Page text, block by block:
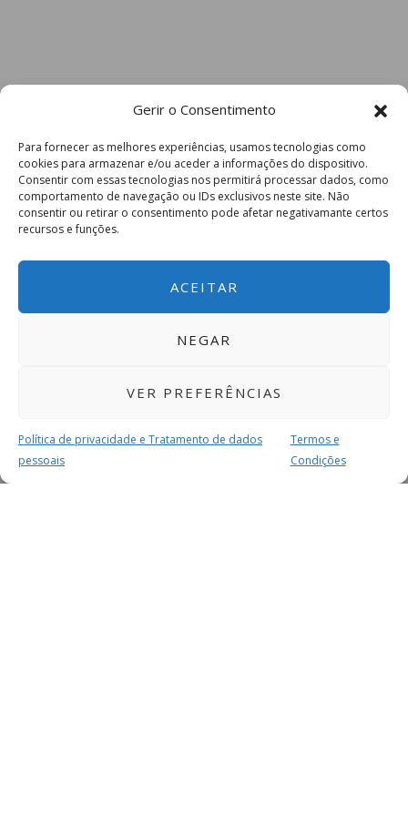
Gerir o Consentimento
Para fornecer as melhores experiências, usamos tecnologias como
cookies para armazenar e/ou aceder a informações do dispositivo.
Consentir com essas tecnologias nos permitirá processar dados, como
comportamento de navegação ou IDs exclusivos neste site. Não
consentir ou retirar o consentimento pode afetar negativamante certos
recursos e funções.
ACEITAR
NEGAR
VER PREFERÊNCIAS
Política de privacidade e Tratamento de dados
pessoais
Termos e
Condições